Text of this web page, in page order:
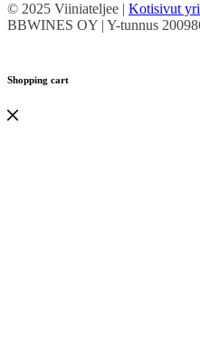
© 2025 Viiniateljee | Kotisivut
BBWINES OY | Y-tunnus
Shopping cart